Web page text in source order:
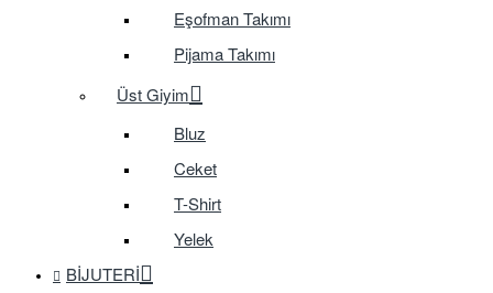
Eşofman Takımı
Pijama Takımı
Üst Giyim
Bluz
Ceket
T-Shirt
Yelek
BIJUTERI